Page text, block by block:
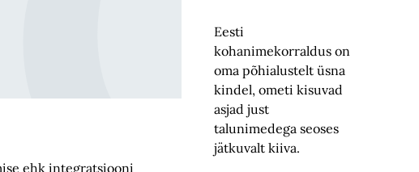
ehk integratsiooni
Eesti
kohanimekorraldus on
oma põhialustelt üsna
kindel, ometi kisuvad
asjad just
talunimedega seoses
jätkuvalt kiiva.